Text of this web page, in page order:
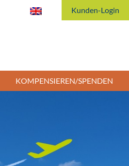
Kunden-Login
KOMPENSIEREN/SPENDEN